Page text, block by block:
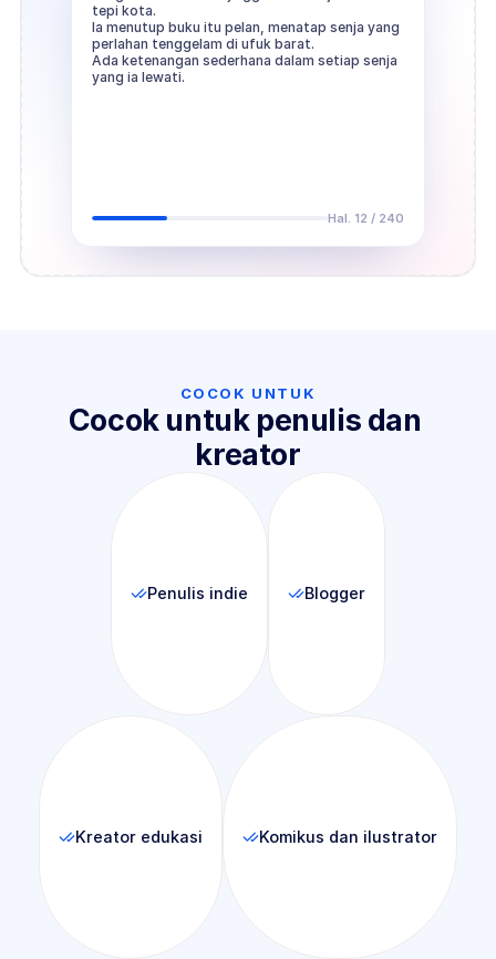
tepi kota.
Ia menutup buku itu pelan, menatap senja yang
perlahan tenggelam di ufuk barat.
Ada ketenangan sederhana dalam setiap senja
yang ia lewati.
Hal. 12 / 240
COCOK UNTUK
Cocok untuk penulis dan
kreator
Penulis indie Blogger
Kreator edukasi Komikus dan ilustrator